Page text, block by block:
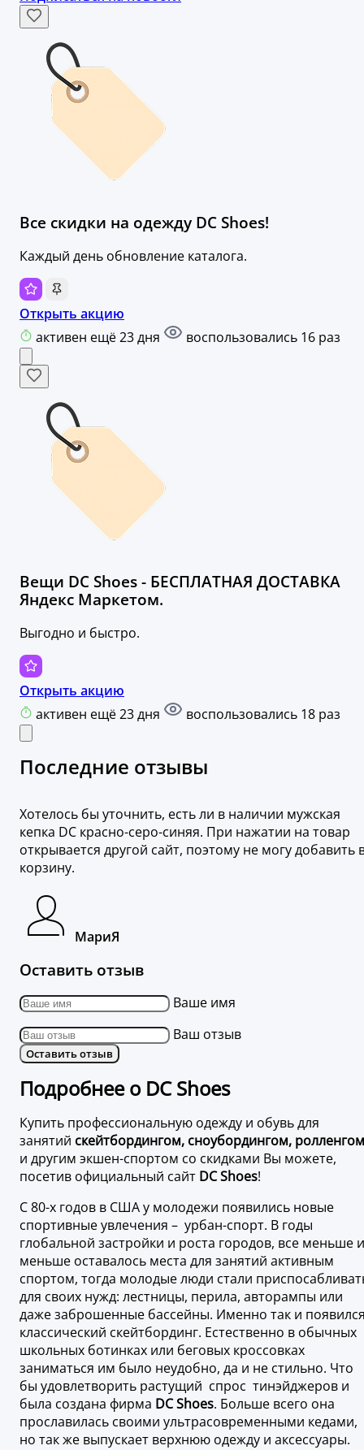
Все скидки на одежду DC Shoes!
Каждый день обновление каталога.
Открыть акцию
активен ещё 23 дня
воспользовались 16 раз
Вещи DC Shoes - БЕСПЛАТНАЯ ДОСТАВКА
Яндекс Маркетом.
Выгодно и быстро.
Открыть акцию
активен ещё 23 дня
воспользовались 18 раз
Последние отзывы
Хотелось бы уточнить, есть ли в наличии мужская
кепка DC красно-серо-синяя. При нажатии на товар
открывается другой сайт, поэтому не могу добавить
корзину.
МариЯ
Оставить отзыв
Ваше имя
Ваш отзыв
Оставить отзыв
Подробнее о DC Shoes
Купить профессиональную одежду и обувь для
занятий скейтбордингом, сноубордингом, ролленгом
и другим экшен-спортом со скидками Вы можете,
посетив официальный сайт DC Shoes!
С 80-х годов в США у молодежи появились новые
спортивные увлечения – урбан-спорт. В годы
глобальной застройки и роста городов, все меньше и
меньше оставалось места для занятий активным
спортом, тогда молодые люди стали
для своих нужд: лестницы, перила, авторампы или
даже заброшенные бассейны. Именно так и
классический скейтбординг. Естественно в обычных
школьных ботинках или беговых кроссовках
заниматься им было неудобно, да и не стильно. Что
бы удовлетворить растущий спрос тинэйджеров и
была создана фирма DC Shoes. Больше всего она
прославилась своими ультрасовременными кедами,
но так же выпускает верхнюю одежду и аксессуары.